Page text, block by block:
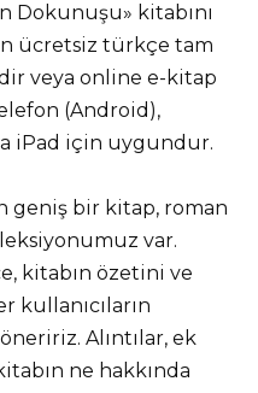
Dokunuşu» kitabını
ücretsiz türkçe tam
veya online e-kitap
(Android),
iPad için uygundur.
geniş bir kitap, roman
var.
kitabın özetini ve
kullanıcıların
Alıntılar, ek
ne hakkında